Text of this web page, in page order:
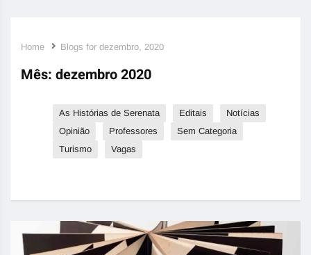
Home Blogs for dezembro, 2020
Mês: dezembro 2020
As Histórias de Serenata Editais
Notícias
Opinião
Professores
Sem Categoria
Turismo
Vagas